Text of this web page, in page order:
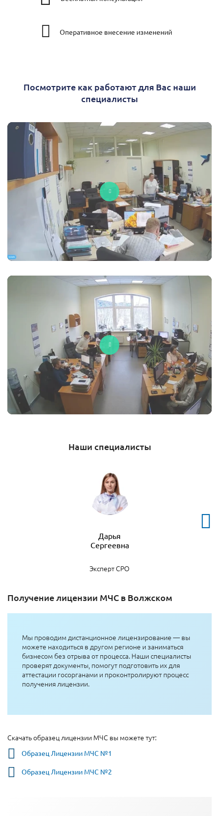
Оперативное внесение изменений
Посмотрите как работают для Вас наши
специалисты
Наши специалисты
Дарья
Сергеевна
Эксперт СРО
Получение лицензии МЧС в Волжском
Мы проводим дистанционное лицензирование — вы
можете находиться в другом регионе и заниматься
бизнесом без отрыва от процесса. Наши специалисты
проверят документы, помогут подготовить их для
аттестации госорганами и проконтролируют процесс
получения лицензии.
Скачать образец лицензии МЧС вы можете тут:
Образец Лицензии МЧС №1
Образец Лицензии МЧС №2